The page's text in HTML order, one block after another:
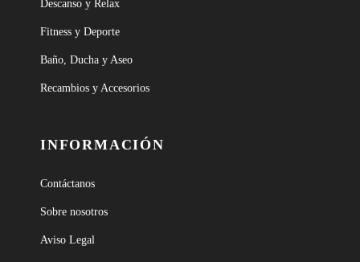
Descanso y Relax
Fitness y Deporte
Baño, Ducha y Aseo
Recambios y Accesorios
INFORMACIÓN
Contáctanos
Sobre nosotros
Aviso Legal